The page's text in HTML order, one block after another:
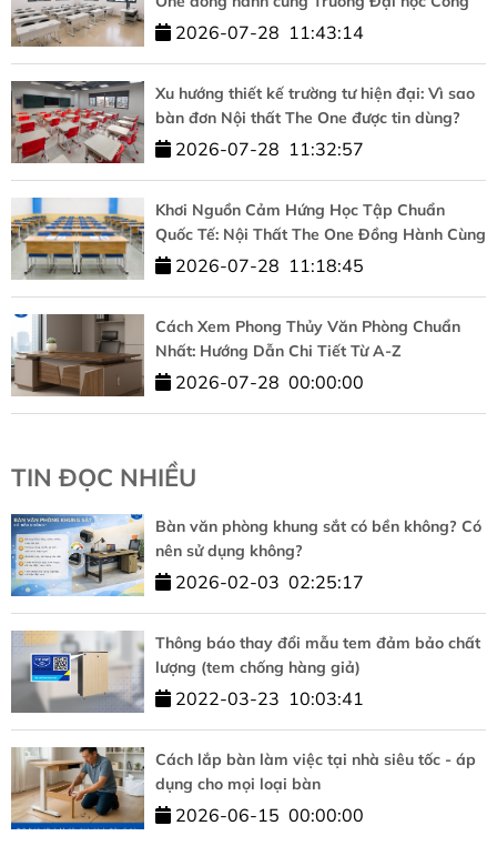
nghệ – ĐHQGHN
2026-07-28 11:43:14
Xu hướng thiết kế trường tư hiện đại: Vì sao
bàn đơn Nội thất The One được tin dùng?
2026-07-28 11:32:57
Khơi Nguồn Cảm Hứng Học Tập Chuẩn
Quốc Tế: Nội Thất The One Đồng Hành Cùng
HUFLIT
2026-07-28 11:18:45
Cách Xem Phong Thủy Văn Phòng Chuẩn
Nhất: Hướng Dẫn Chi Tiết Từ A-Z
2026-07-28 00:00:00
TIN ĐỌC NHIỀU
Bàn văn phòng khung sắt có bền không? Có
nên sử dụng không?
2026-02-03 02:25:17
Thông báo thay đổi mẫu tem đảm bảo chất
lượng (tem chống hàng giả)
2022-03-23 10:03:41
Cách lắp bàn làm việc tại nhà siêu tốc - áp
dụng cho mọi loại bàn
2026-06-15 00:00:00